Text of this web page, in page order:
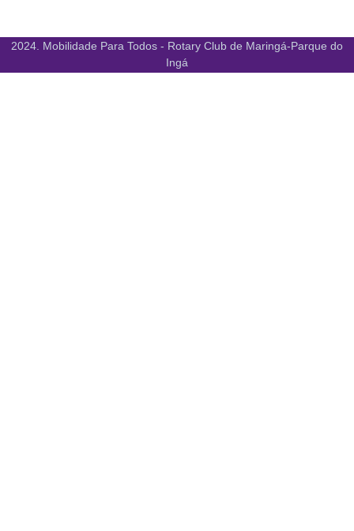
2024. Mobilidade Para Todos - Rotary Club de Maringá-Parque do
Ingá